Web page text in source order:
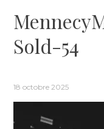
Sold-54
18 octobre 2025